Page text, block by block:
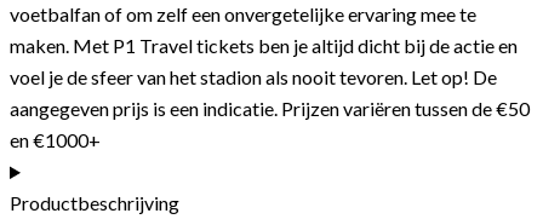
voetbalfan of om zelf een onvergetelijke ervaring mee te
maken. Met P1 Travel tickets ben je altijd dicht bij de actie en
voel je de sfeer van het stadion als nooit tevoren. Let op! De
aangegeven prijs is een indicatie. Prijzen variëren tussen de €50
en €1000+
Productbeschrijving